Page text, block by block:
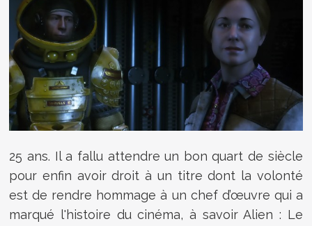
25 ans. Il a fallu attendre un bon quart de siècle
pour enfin avoir droit à un titre dont la volonté
est de rendre hommage à un chef d’œuvre qui a
marqué l'histoire du cinéma, à savoir Alien : Le